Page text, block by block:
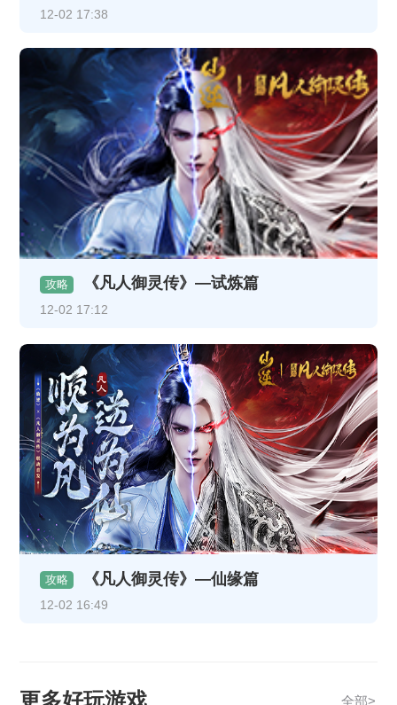
12-02 17:38
攻略 《凡人御灵传》—试炼篇
12-02 17:12
攻略 《凡人御灵传》—仙缘篇
12-02 16:49
全部>